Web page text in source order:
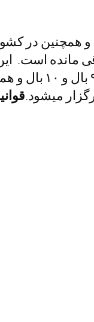
و همچنین در
مانده است.
بیلیارد ها،
میشود.